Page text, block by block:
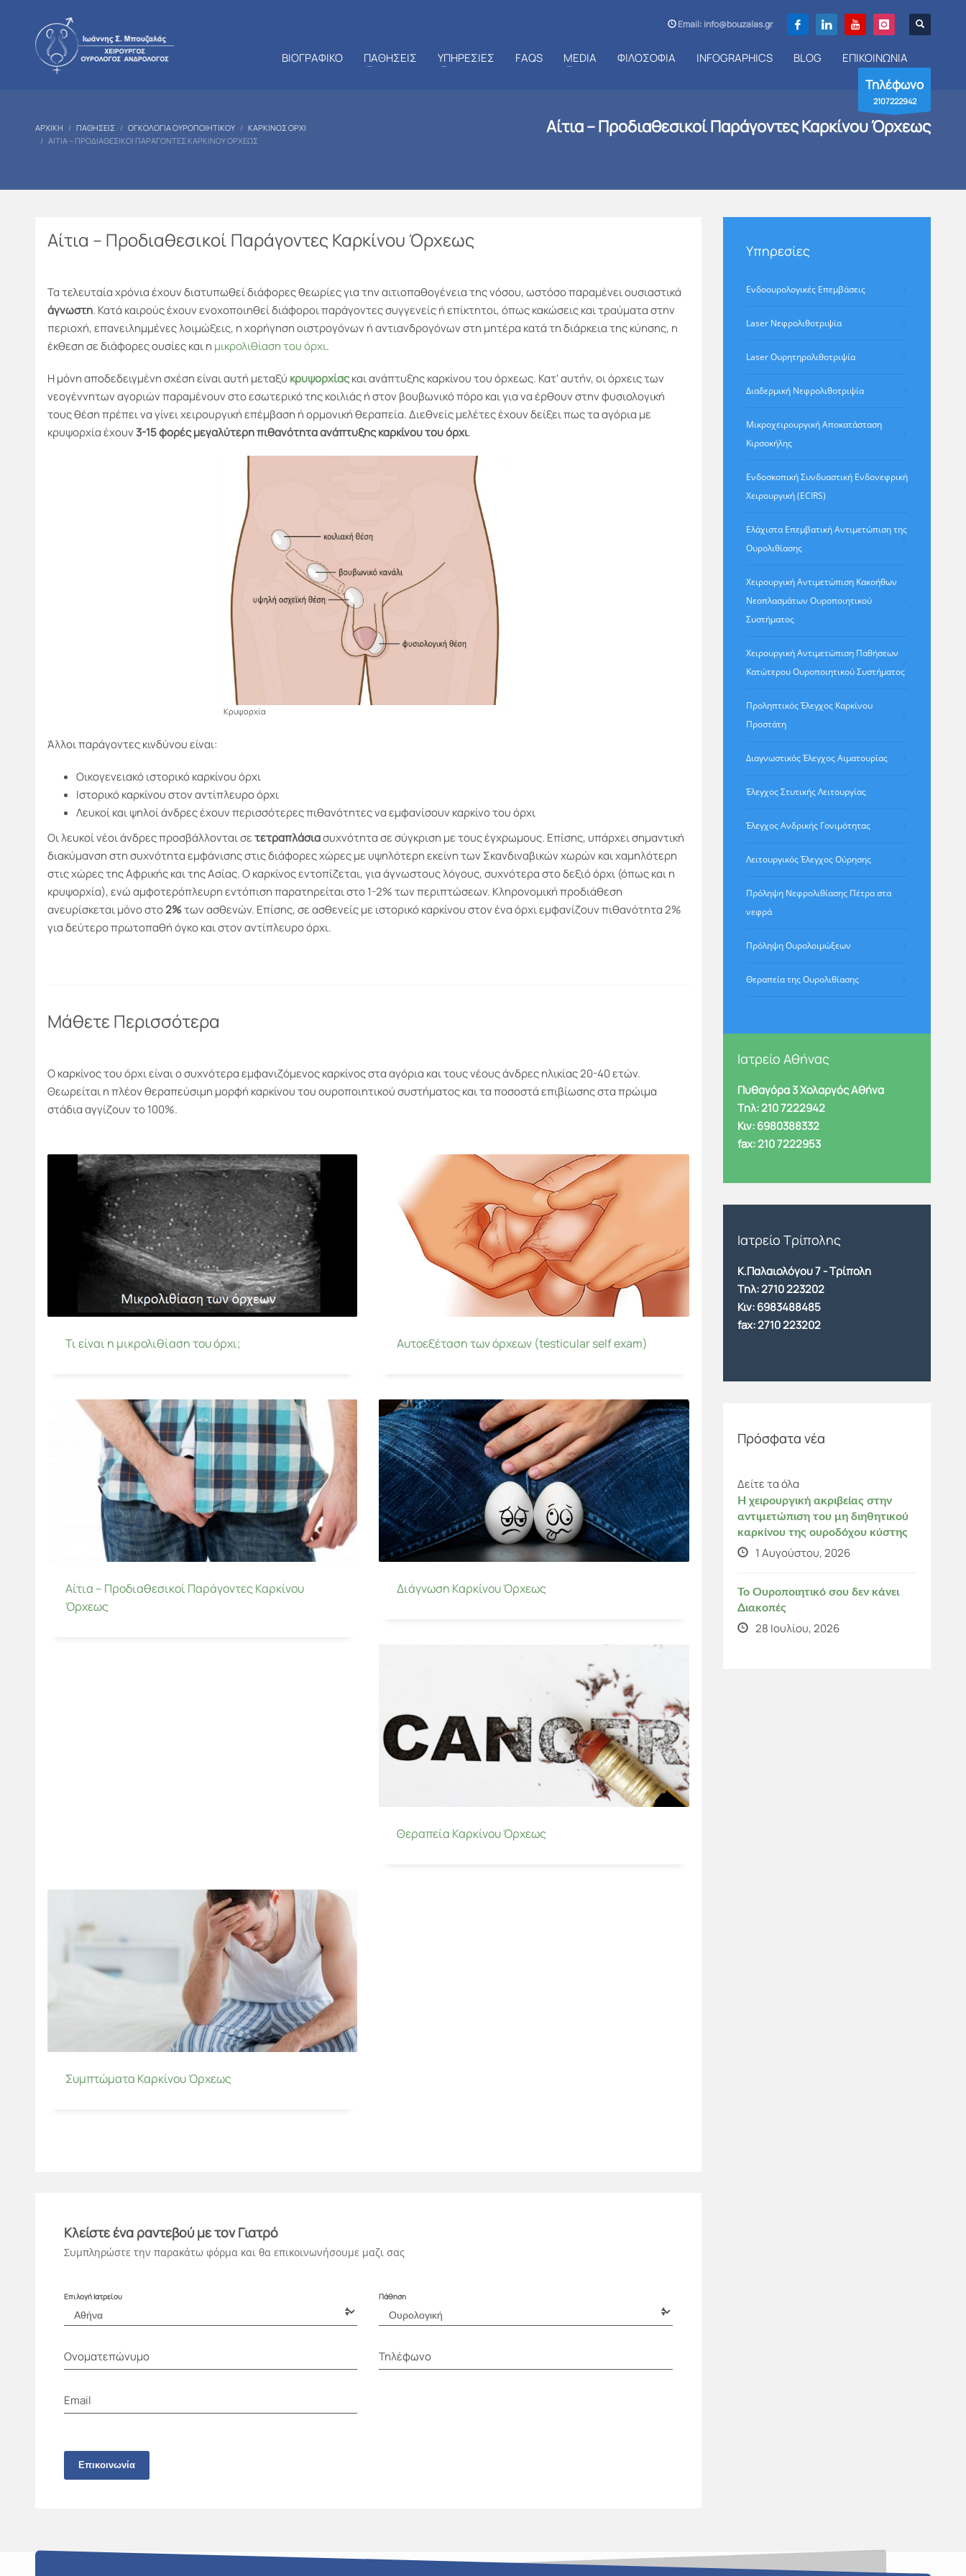
Email: info@bouzalas.gr
ΒΙΟΓΡΑΦΙΚΟ ΠΑΘΗΣΕΙΣ ΥΠΗΡΕΣΙΕΣ FAQS MEDIA ΦΙΛΟΣΟΦΙΑ INFOGRAPHICS BLOG ΕΠΙΚΟΙΝΩΝΙΑ
Τηλέφωνο
2107222942
ΑΡΧΙΚΉ ΠΑΘΉΣΕΙΣ ΟΓΚΟΛΟΓΊΑ ΟΥΡΟΠΟΙΗΤΙΚΟΎ
ΚΑΡΚΊΝΟΣ ΌΡΧΙ
ΑΊΤΙΑ – ΠΡΟΔΙΑΘΕΣΙΚΟΊ ΠΑΡΆΓΟΝΤΕΣ ΚΑΡΚΊΝΟΥ ΌΡΧΕΩΣ
Αίτια – Προδιαθεσικοί Παράγοντες Καρκίνου Όρχεως
Αίτια – Προδιαθεσικοί Παράγοντες Καρκίνου Όρχεως
Τα τελευταία χρόνια έχουν διατυπωθεί διάφορες θεωρίες για την αιτιοπαθογένεια της νόσου, ωστόσο παραμένει ουσιαστικά
άγνωστη. Κατά καιρούς έχουν ενοχοποιηθεί διάφοροι παράγοντες συγγενείς ή επίκτητοι, όπως κακώσεις και τραύματα στην
περιοχή, επανειλημμένες λοιμώξεις, η χορήγηση οιστρογόνων ή αντιανδρογόνων στη μητέρα κατά τη διάρκεια της κύησης, η
έκθεση σε διάφορες ουσίες και η μικρολιθίαση του όρχι.
Η μόνη αποδεδειγμένη σχέση είναι αυτή μεταξύ κρυψορχίαςκαι ανάπτυξης καρκίνου του όρχεως. Κατ' αυτήν, οι όρχεις των
νεογέννητων αγοριών παραμένουν στο εσωτερικό της κοιλιάς ή στον βουβωνικό πόρο και για να έρθουν στην φυσιολογική
τους θέση πρέπει να γίνει χειρουργική επέμβαση ή ορμονική θεραπεία. Διεθνείς μελέτες έχουν δείξει πως τα αγόρια με
κρυψορχία έχουν3-15 φορές μεγαλύτερη πιθανότητα ανάπτυξης καρκίνου του όρχι.
Κρυψορχία
Άλλοι παράγοντες κινδύνου είναι:
Οικογενειακό ιστορικό καρκίνου όρχι
Ιστορικό καρκίνου στον αντίπλευρο όρχι
Λευκοί και ψηλοί άνδρες έχουν περισσότερες πιθανότητες να εμφανίσουν καρκίνο του όρχι
Οι λευκοί νέοι άνδρες προσβάλλονται σετετραπλάσιασυχνότητα σε σύγκριση με τους έγχρωμους. Επίσης, υπάρχει σημαντική
διακύμανση στη συχνότητα εμφάνισης στις διάφορες χώρες με υψηλότερη εκείνη των Σκανδιναβικών χωρών και χαμηλότερη
στις χώρες της Αφρικής και της Ασίας. Ο καρκίνος εντοπίζεται, για άγνωστους λόγους, συχνότερα στο δεξιό όρχι (όπως και η
κρυψορχία), ενώ αμφοτερόπλευρη εντόπιση παρατηρείται στο 1-2% των περιπτώσεων. Κληρονομική προδιάθεση
ανευρίσκεται μόνο στο2%των ασθενών. Επίσης, σε ασθενείς με ιστορικό καρκίνου στον ένα όρχι εμφανίζουν πιθανότητα 2%
για δεύτερο πρωτοπαθή όγκο και στον αντίπλευρο όρχι.
Μάθετε Περισσότερα
Ο καρκίνος του όρχι είναι ο συχνότερα εμφανιζόμενος καρκίνος στα αγόρια και τους νέους άνδρες ηλικίας 20-40 ετών.
Θεωρείται η πλέον θεραπεύσιμη μορφή καρκίνου του ουροποιητικού συστήματος και τα ποσοστά επιβίωσης στα πρώιμα
στάδια αγγίζουν το 100%.
Τι είναι η μικρολιθίαση του όρχι; Αυτοεξέταση των όρχεων (testicular self exam)
Αίτια – Προδιαθεσικοί Παράγοντες Καρκίνου
Όρχεως
Διάγνωση Καρκίνου Όρχεως
Θεραπεία Καρκίνου Όρχεως
Συμπτώματα Καρκίνου Όρχεως
Κλείστε ένα ραντεβού με τον Γιατρό
Συμπληρώστε την παρακάτω φόρμα και θα επικοινωνήσουμε μαζι σας
Επιλογή Ιατρείου Πάθηση
Ονοματεπώνυμο Τηλέφωνο
Email
Επικοινωνία
Υπηρεσίες
Ενδοουρολογικές Επεμβάσεις
Laser Νεφρολιθοτριψία
Laser Ουρητηρολιθοτριψία
Διαδερμική Νεφρολιθοτριψία
Μικροχειρουργική Αποκατάσταση
Κιρσοκήλης
Ενδοσκοπική Συνδυαστική Ενδονεφρική
Χειρουργική (ECIRS)
Ελάχιστα Eπεμβατική Aντιμετώπιση της
Ουρολιθίασης
Χειρουργική Αντιμετώπιση Κακοήθων
Νεοπλασμάτων Ουροποιητικού
Συστήματος
Χειρουργική Αντιμετώπιση Παθήσεων
Κατώτερου Ουροποιητικού Συστήματος
Προληπτικός Έλεγχος Καρκίνου
Προστάτη
Διαγνωστικός Έλεγχος Αιματουρίας
Έλεγχος Στυτικής Λειτουργίας
Έλεγχος Ανδρικής Γονιμότητας
Λειτουργικός Έλεγχος Ούρησης
Πρόληψη Νεφρολιθίασης Πέτρα στα
νεφρά
Πρόληψη Ουρολοιμώξεων
Θεραπεία της Ουρολιθίασης
Ιατρείο Αθήνας
Πυθαγόρα 3 Χολαργός Αθήνα
Tηλ: 210 7222942
Κιν: 6980388332
fax: 210 7222953
Ιατρείο Τρίπολης
Κ.Παλαιολόγου 7 - Τρίπολη
Tηλ:2710 223202
Κιν:6983488485
fax: 2710 223202
Πρόσφατα νέα
Δείτε τα όλα
Η χειρουργική ακριβείας στην
αντιμετώπιση του μη διηθητικού
καρκίνου της ουροδόχου κύστης
1 Αυγούστου, 2026
Το Ουροποιητικό σου δεν κάνει
Διακοπές
28 Ιουλίου, 2026